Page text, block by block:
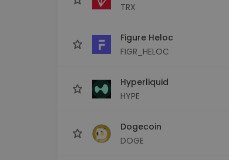
TRX
Figure Heloc
FIGR_HELOC
Hyperliquid
HYPE
Dogecoin
DOGE